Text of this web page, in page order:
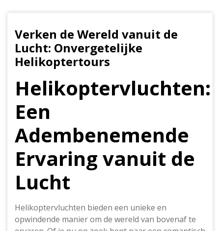
Verken de Wereld vanuit de
Lucht: Onvergetelijke
Helikoptertours
Helikoptervluchten:
Een
Adembenemende
Ervaring vanuit de
Lucht
Helikoptervluchten bieden een unieke en
opwindende manier om de wereld van bovenaf te